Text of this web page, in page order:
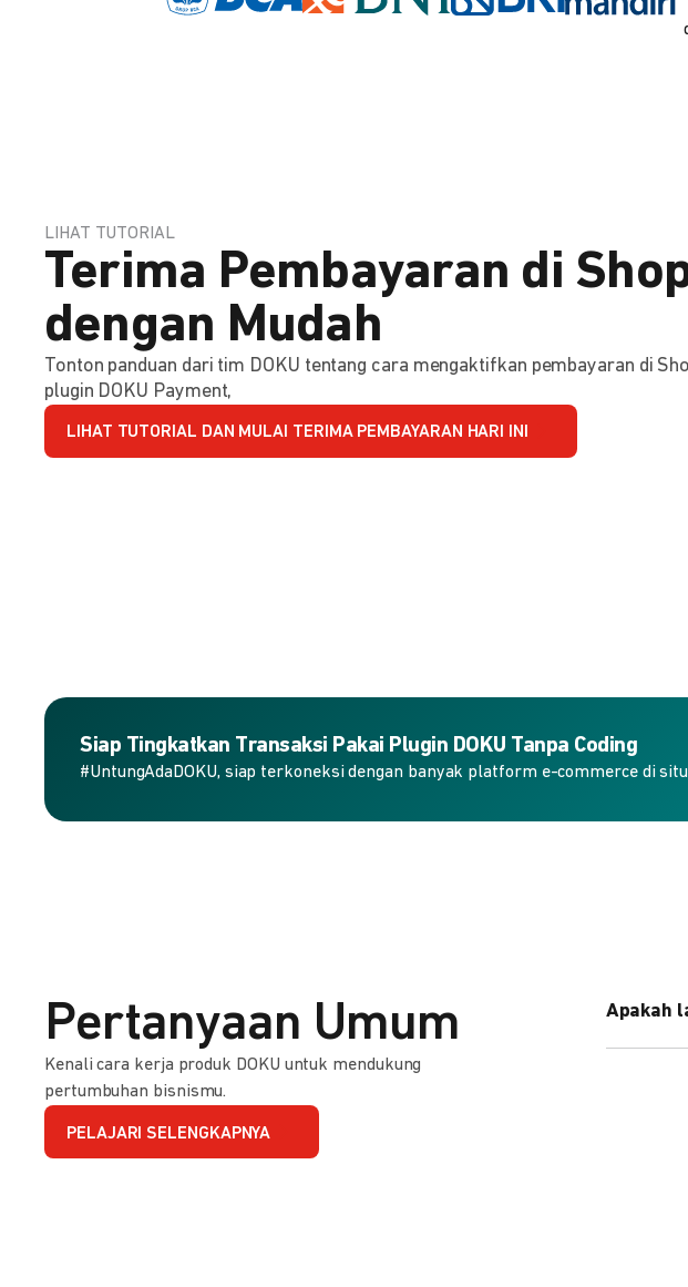
LIHAT TUTORIAL
Terima Pembayaran di
dengan Mudah
Tonton panduan dari tim DOKU tentang cara mengaktifkan pembayaran di
plugin DOKU Payment,
LIHAT TUTORIAL DAN MULAI TERIMA PEMBAYARAN HARI INI
Siap Tingkatkan Transaksi Pakai Plugin DOKU Tanpa Coding
#UntungAdaDOKU, siap terkoneksi dengan banyak platform e-commerce di
Pertanyaan Umum
Kenali cara kerja produk DOKU untuk mendukung
pertumbuhan bisnismu.
PELAJARI SELENGKAPNYA
Apakah